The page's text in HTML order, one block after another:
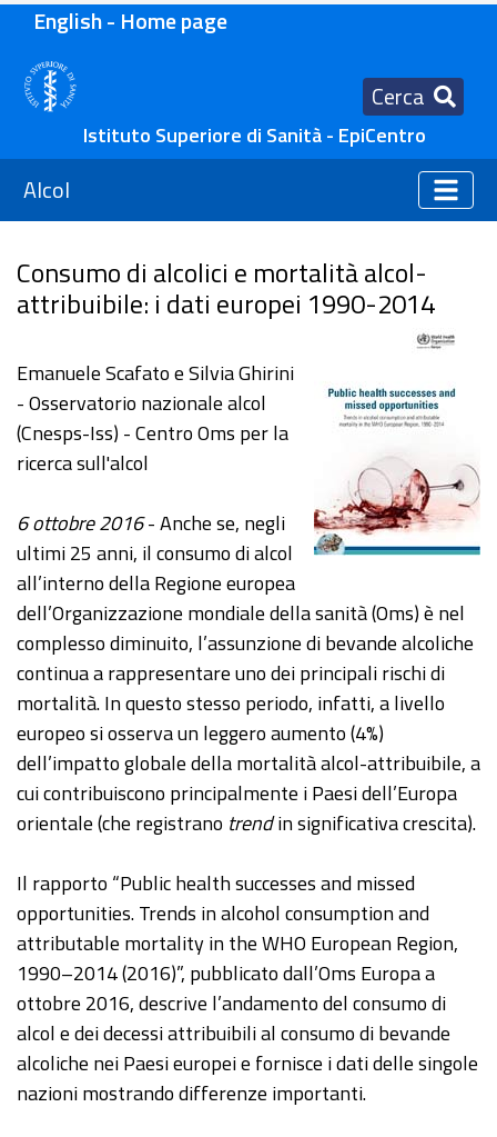
English - Home page
Cerca
Istituto Superiore di Sanità - EpiCentro
Alcol
Consumo di alcolici e mortalità alcol-
attribuibile: i dati europei 1990-2014
Emanuele Scafato e Silvia Ghirini
- Osservatorio nazionale alcol
(Cnesps-Iss) - Centro Oms per la
ricerca sull'alcol
6 ottobre 2016- Anche se, negli
ultimi 25 anni, il consumo di alcol
all’interno della Regione europea
dell’Organizzazione mondiale della sanità (Oms) è nel
complesso diminuito, l’assunzione di bevande alcoliche
continua a rappresentare uno dei principali rischi di
mortalità. In questo stesso periodo, infatti, a livello
europeo si osserva un leggero aumento (4%)
dell’impatto globale della mortalità alcol-attribuibile, a
cui contribuiscono principalmente i Paesi dell’Europa
orientale (che registrano trendin significativa crescita).
Il rapporto “Public health successes and missed
opportunities. Trends in alcohol consumption and
attributable mortality in the WHO European Region,
1990–2014 (2016)”, pubblicato dall’Oms Europa a
ottobre 2016, descrive l’andamento del consumo di
alcol e dei decessi attribuibili al consumo di bevande
alcoliche nei Paesi europei e fornisce i dati delle singole
nazioni mostrando differenze importanti.